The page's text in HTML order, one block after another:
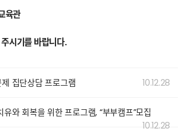
육관
시기를 바랍니다.
제 집단상담 프로그램 10.12.28
유와 회복을 위한 프로그램, “부부캠프”모집
10.12.28